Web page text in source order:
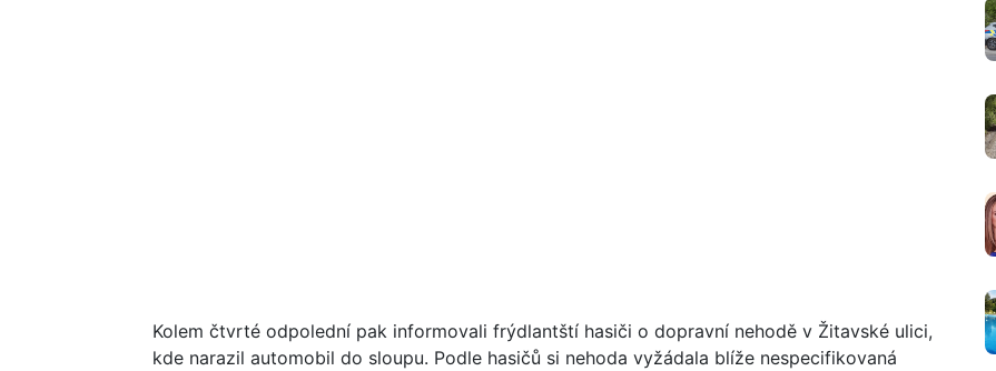
Kolem čtvrté odpolední pak informovali frýdlantští hasiči o dopravní nehodě v Žitavské ulici,
kde narazil automobil do sloupu. Podle hasičů si nehoda vyžádala blíže nespecifikovaná